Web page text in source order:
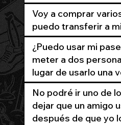
Voy a comprar
puedo transferir a
¿Puedo usar mi
meter a dos
lugar de usarlo una
No podré ir uno de
dejar que un amigo
después de que yo